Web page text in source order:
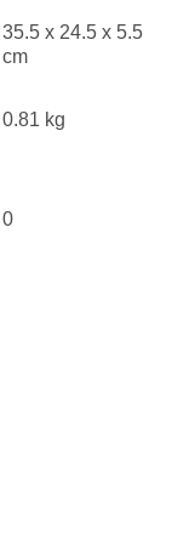
35.5 x 24.5 x 5.5
cm
0.81 kg
0